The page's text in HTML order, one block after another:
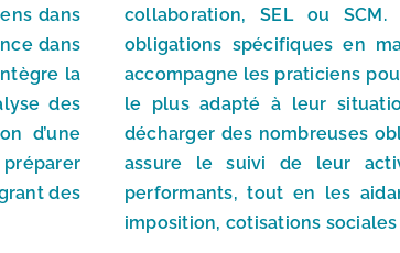
dans
dans
la
des
d’une
des
collaboration, SEL ou
obligations spécifiques en
accompagne les praticiens
le plus adapté à leur
décharger des nombreuses
assure le suivi de leur
performants, tout en les
imposition, cotisations